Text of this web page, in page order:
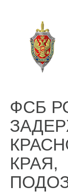
ФСБ
КРАЯ,